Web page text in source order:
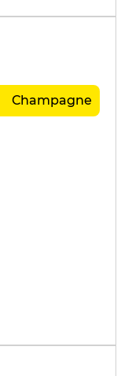
Champagne